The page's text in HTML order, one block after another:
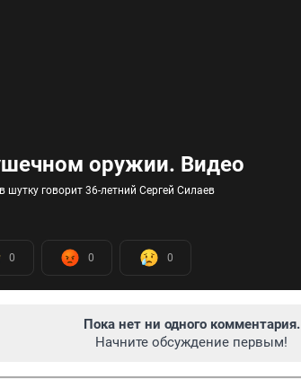
оружии. Видео
говорит 36-летний Сергей Силаев
0 0 0
Пока нет ни одного комментария.
Начните обсуждение первым!